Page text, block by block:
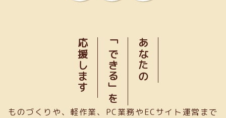
あなたの
「できる」を
応援します
ものづくりや、軽作業、PC業務やECサイト運営まで